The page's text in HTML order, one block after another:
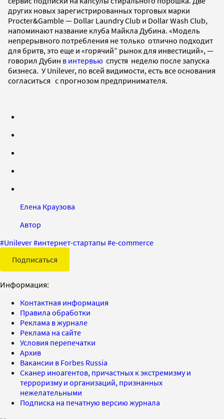
других новых зарегистрированных торговых марки
Procter&Gamble — Dollar Laundry Club и Dollar Wash Club,
напоминают название клуба Майкла Дубина. «Модель
непрерывного потребления не только отлично подходит
для бритв, это еще и «горячий” рынок для инвестиций», —
говорил Дубин в интервью спустя неделю после запуска
бизнеса. У Unilеver, по всей видимости, есть все основания
согласиться с прогнозом предпринимателя.
Елена Краузова
Автор
#Unilever#интернет-стартапы #e-commerce
Подписаться
Информация:
Контактная информация
Правила обработки
Реклама в журнале
Реклама на сайте
Условия перепечатки
Архив
Вакансии в Forbes Russia
Сканер иноагентов, причастных к экстремизму и
терроризму и организаций, признанных
нежелательными
Подписка на печатную версию журнала